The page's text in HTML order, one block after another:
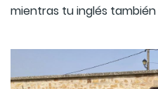
mientras tu inglés